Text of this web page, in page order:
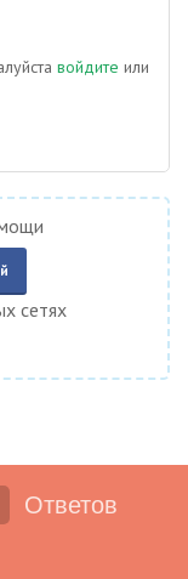
войдите или
сетях
Ответов